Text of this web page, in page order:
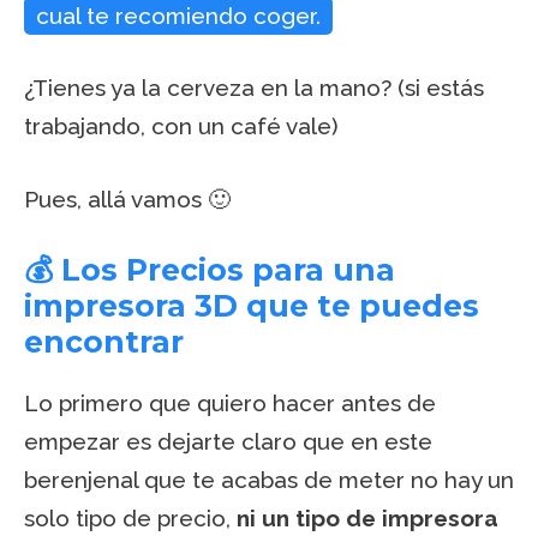
cual te recomiendo coger.
¿Tienes ya la cerveza en la mano? (si estás
trabajando, con un café vale)
Pues, allá vamos 🙂
💰 Los Precios para una
impresora 3D que te puedes
encontrar
Lo primero que quiero hacer antes de
empezar es dejarte claro que en este
berenjenal que te acabas de meter no hay un
solo tipo de precio, ni un tipo de impresora